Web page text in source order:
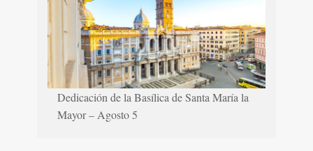
Dedicación de la Basílica de Santa María la
Mayor – Agosto 5